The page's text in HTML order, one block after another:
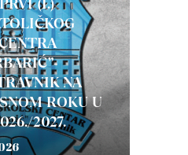
NA
ROKU U
2027.